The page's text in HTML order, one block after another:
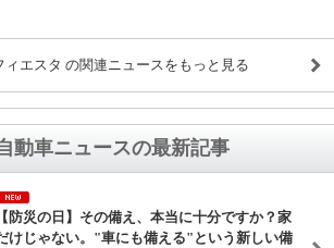
ィエスタ の関連ニュースをもっと見る
動車ニュースの最新記事
【防災の日】その備え、本当に十分ですか？家
けじゃない。"車にも備える"という新しい備